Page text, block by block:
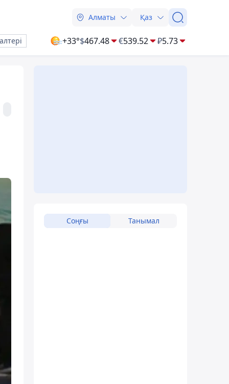
Алматы Қаз
+33°$467.48 €539.52 ₽5.73
Соңғы Танымал